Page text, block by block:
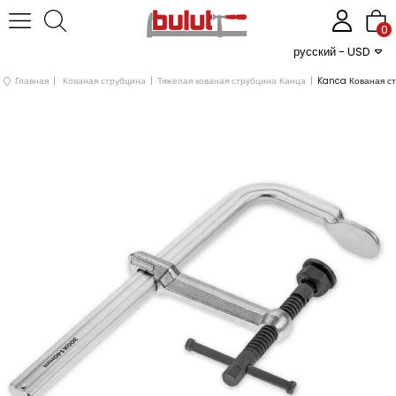
русский - USD
0
Главная Кованая струбцина Тяжелая кованая струбцина Канца Kanca Кованая